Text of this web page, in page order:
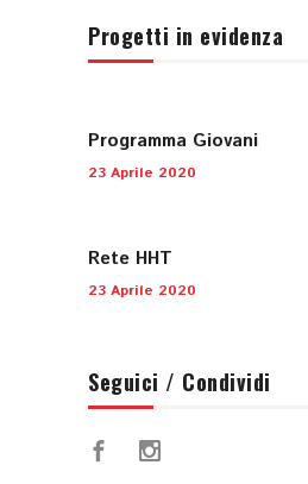
Progetti in evidenza
Programma Giovani
23 Aprile 2020
Rete HHT
23 Aprile 2020
Seguici / Condividi